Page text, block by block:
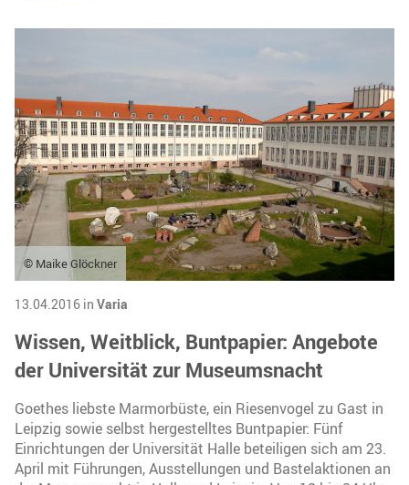
© Maike Glöckner
13.04.2016 in Varia
Wissen, Weitblick, Buntpapier: Angebote
der Universität zur Museumsnacht
Goethes liebste Marmorbüste, ein Riesenvogel zu Gast in
Leipzig sowie selbst hergestelltes Buntpapier: Fünf
Einrichtungen der Universität Halle beteiligen sich am 23.
April mit Führungen, Ausstellungen und Bastelaktionen an